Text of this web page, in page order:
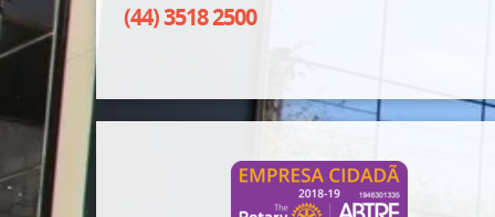
(44) 3518 2500